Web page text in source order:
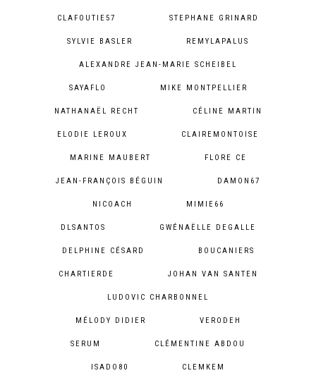
CLAFOUTIE57 STEPHANE GRINARD
SYLVIE BASLER REMYLAPALUS
ALEXANDRE JEAN-MARIE SCHEIBEL
SAYAFLO MIKE MONTPELLIER
NATHANAËL RECHT CÉLINE MARTIN
ELODIE LEROUX CLAIREMONTOISE
MARINE MAUBERT FLORE CE
JEAN-FRANÇOIS BÉGUIN DAMON67
NICOACH MIMIE66
DLSANTOS GWÉNAËLLE DEGALLE
DELPHINE CÉSARD BOUCANIERS
CHARTIERDE JOHAN VAN SANTEN
LUDOVIC CHARBONNEL
MÉLODY DIDIER VERODEH
SERUM CLÉMENTINE ABDOU
ISADO80 CLEMKEM